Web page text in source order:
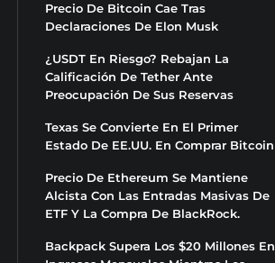
Precio De Bitcoin Cae Tras
Declaraciones De Elon Musk
¿USDT En Riesgo? Rebajan La
Calificación De Tether Ante
Preocupación De Sus Reservas
Texas Se Convierte En El Primer
Estado De EE.UU. En Comprar Bitcoin
Precio De Ethereum Se Mantiene
Alcista Con Las Entradas Masivas De
ETF Y La Compra De BlackRock.
Backpack Supera Los $20 Millones En